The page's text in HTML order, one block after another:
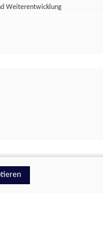
Weiterentwicklung